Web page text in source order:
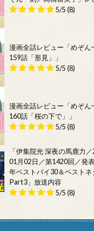
5/5 (8)
漫画全話レビュー「めぞん
159話「形見」」
5/5 (8)
漫画全話レビュー「めぞん
160話「桜の下で」」
5/5 (8)
「伊集院光 深夜の馬鹿力
01月02日／第1420回／発
年ベストバイ30＆ベストネ
Part3」放送内容
5/5 (8)